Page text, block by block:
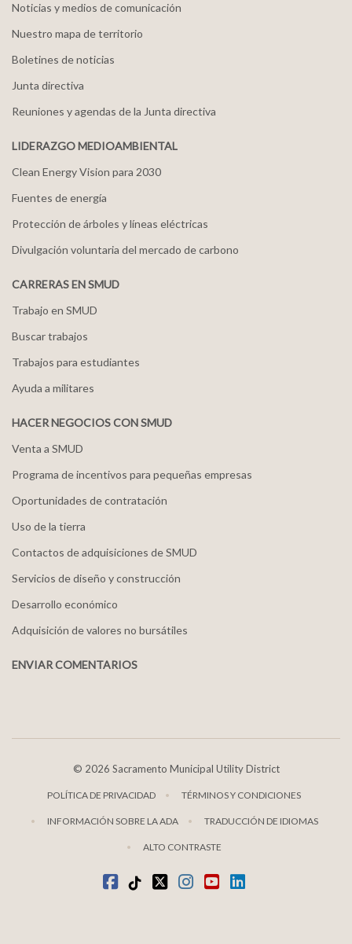
Noticias y medios de comunicación
Nuestro mapa de territorio
Boletines de noticias
Junta directiva
Reuniones y agendas de la Junta directiva
LIDERAZGO MEDIOAMBIENTAL
Clean Energy Vision para 2030
Fuentes de energía
Protección de árboles y líneas eléctricas
Divulgación voluntaria del mercado de carbono
CARRERAS EN SMUD
Trabajo en SMUD
Buscar trabajos
Trabajos para estudiantes
Ayuda a militares
HACER NEGOCIOS CON SMUD
Venta a SMUD
Programa de incentivos para pequeñas empresas
Oportunidades de contratación
Uso de la tierra
Contactos de adquisiciones de SMUD
Servicios de diseño y construcción
Desarrollo económico
Adquisición de valores no bursátiles
ENVIAR COMENTARIOS
© 2026 Sacramento Municipal Utility District
POLÍTICA DE PRIVACIDAD TÉRMINOS Y CONDICIONES
INFORMACIÓN SOBRE LA ADA TRADUCCIÓN DE IDIOMAS
ALTO CONTRASTE
Facebook
TikToktwitterInstagram
youtubeLinkedIn